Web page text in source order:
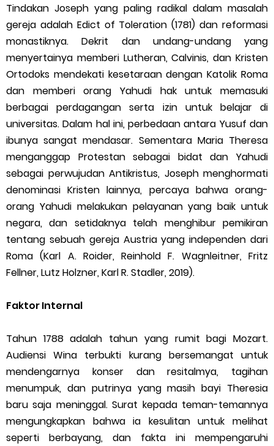
Tindakan Joseph yang paling radikal dalam masalah
gereja adalah Edict of Toleration (1781) dan reformasi
monastiknya. Dekrit dan undang-undang yang
menyertainya memberi Lutheran, Calvinis, dan Kristen
Ortodoks mendekati kesetaraan dengan Katolik Roma
dan memberi orang Yahudi hak untuk memasuki
berbagai perdagangan serta izin untuk belajar di
universitas. Dalam hal ini, perbedaan antara Yusuf dan
ibunya sangat mendasar. Sementara Maria Theresa
menganggap Protestan sebagai bidat dan Yahudi
sebagai perwujudan Antikristus, Joseph menghormati
denominasi Kristen lainnya, percaya bahwa orang-
orang Yahudi melakukan pelayanan yang baik untuk
negara, dan setidaknya telah menghibur pemikiran
tentang sebuah gereja Austria yang independen dari
Roma (Karl A. Roider, Reinhold F. Wagnleitner, Fritz
Fellner, Lutz Holzner, Karl R. Stadler, 2019).
Faktor Internal
Tahun 1788 adalah tahun yang rumit bagi Mozart.
Audiensi Wina terbukti kurang bersemangat untuk
mendengarnya konser dan resitalmya, tagihan
menumpuk, dan putrinya yang masih bayi Theresia
baru saja meninggal. Surat kepada teman-temannya
mengungkapkan bahwa ia kesulitan untuk melihat
seperti berbayang, dan fakta ini mempengaruhi